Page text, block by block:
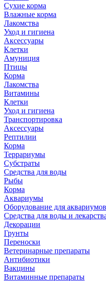
Сухие корма
Влажные корма
Лакомства
Уход и гигиена
Аксессуары
Клетки
Амуниция
Птицы
Корма
Лакомства
Витамины
Клетки
Уход и гигиена
Транспортировка
Аксессуары
Рептилии
Корма
Террариумы
Субстраты
Средства для воды
Рыбы
Корма
Аквариумы
Оборудование для аквариумов
Средства для воды и
Декорации
Грунты
Переноски
Ветеринарные препараты
Антибиотики
Вакцины
Витаминные препараты